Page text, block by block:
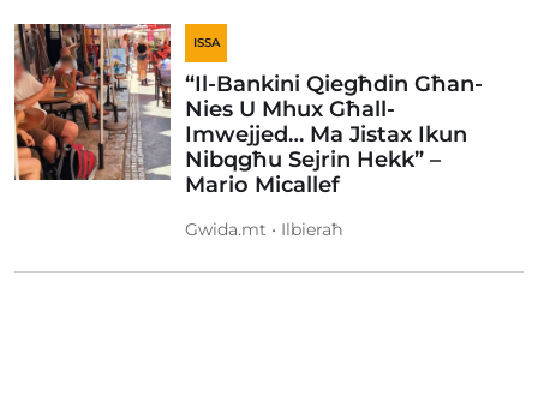
ISSA
“Il-Bankini Qiegħdin Għan-
Nies U Mhux Għall-
Imwejjed… Ma Jistax Ikun
Nibqgħu Sejrin Hekk” –
Mario Micallef
Gwida.mt • Ilbieraħ